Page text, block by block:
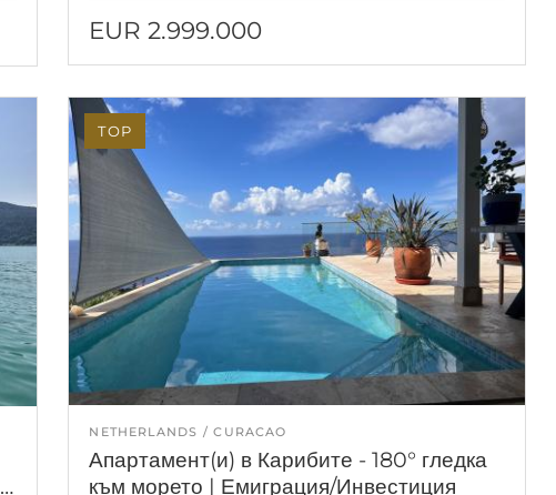
EUR 2.999.000
NETHERLANDS CURACAO
Апартамент(и) в Карибите - 180° гледка
към морето | Емиграция/Инвестиция
TOP